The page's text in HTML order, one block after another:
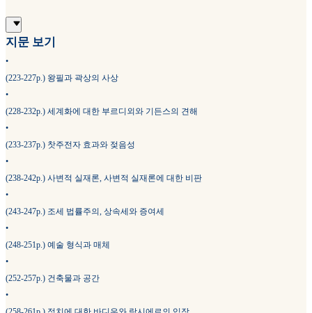
지문 보기
•
(223-227p.) 왕필과 곽상의 사상
•
(228-232p.) 세계화에 대한 부르디외와 기든스의 견해
•
(233-237p.) 찻주전자 효과와 젖음성
•
(238-242p.) 사변적 실재론, 사변적 실재론에 대한 비판
•
(243-247p.) 조세 법률주의, 상속세와 증여세
•
(248-251p.) 예술 형식과 매체
•
(252-257p.) 건축물과 공간
•